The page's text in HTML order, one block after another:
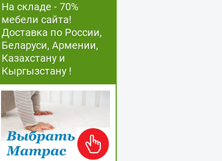
На складе - 70%
мебели сайта!
Доставка по России,
Беларуси, Армении,
Казахстану и
Кыргызстану !